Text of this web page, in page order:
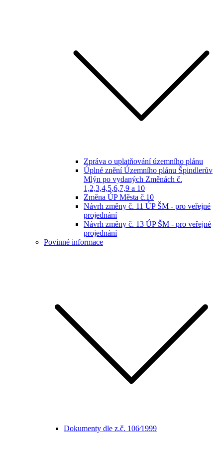
Zpráva o uplatňování územního plánu
Úplné znění Územního plánu Špindlerův
Mlýn po vydaných Změnách č.
1,2,3,4,5,6,7,9 a 10
Změna ÚP Města č.10
Návrh změny č. 11 ÚP ŠM - pro veřejné
projednání
Návrh změny č. 13 ÚP ŠM - pro veřejné
projednání
Povinné informace
Dokumenty dle z.č. 106⁄1999